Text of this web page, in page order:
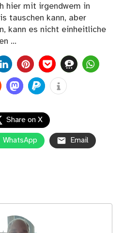
hier mit irgendwem in
tauschen kann, aber
kann es nicht einheitliche
…
0
Share on X
WhatsApp Email